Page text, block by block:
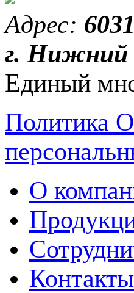
Адрес:
г. Нижний
Единый
Политика
О
Контакты